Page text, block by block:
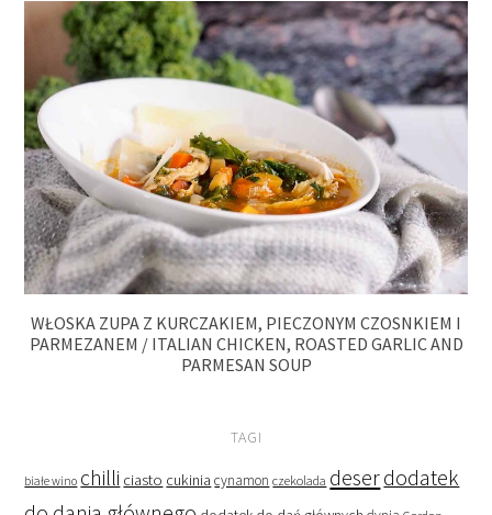
WŁOSKA ZUPA Z KURCZAKIEM, PIECZONYM CZOSNKIEM I
PARMEZANEM / ITALIAN CHICKEN, ROASTED GARLIC AND
PARMESAN SOUP
TAGI
białe wino chilli ciasto cukinia cynamon czekolada deserdodatek